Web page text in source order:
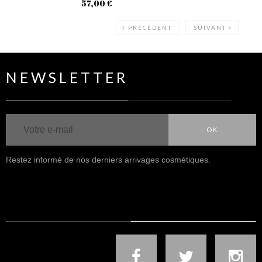
57,00 €
PRÉCÉDENT SUIVANT
NEWSLETTER
OK
Restez informé de nos derniers arrivages cosmétiques.